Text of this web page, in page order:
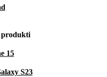
produkti
15
S23